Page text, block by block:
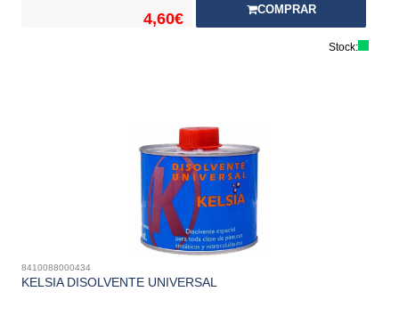
4,60€
COMPRAR
Stock:
8410088000434
KELSIA DISOLVENTE UNIVERSAL